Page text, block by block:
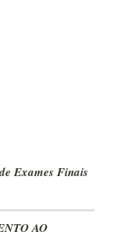
Exames Finais
AO